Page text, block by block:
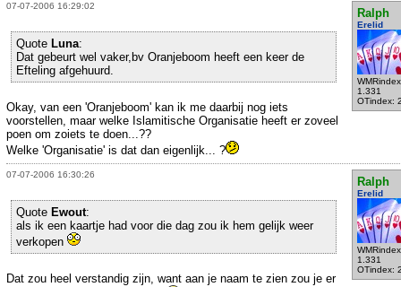
07-07-2006 16:29:02
Ralph
Erelid
1.331
OTindex:
Quote Luna:
Dat gebeurt wel vaker,bv Oranjeboom heeft een keer de
Efteling afgehuurd.
Okay, van een 'Oranjeboom' kan ik me daarbij nog iets
voorstellen, maar welke Islamitische Organisatie heeft er zoveel
poen om zoiets te doen...??
Welke 'Organisatie' is dat dan eigenlijk... ?
07-07-2006 16:30:26
Ralph
Erelid
1.331
OTindex:
Quote Ewout:
als ik een kaartje had voor die dag zou ik hem gelijk weer
verkopen
Dat zou heel verstandig zijn, want aan je naam te zien zou je er